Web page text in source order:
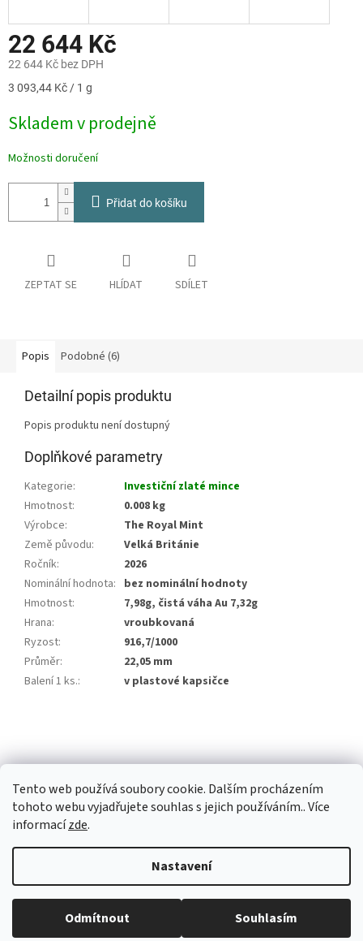
Tento web používá soubory cookie. Dalším procházením
tohoto webu vyjadřujete souhlas s jejich používáním.. Více
informacízde.
Nastavení
Odmítnout Souhlasím
Běžná otevírací doba: Pondělí: 8:30 - 16:00 Úterý: 9:00 -17:00 Středa: 8:30
22 644 Kč
22 644 Kč bez DPH
Měrná
3 093,44 Kč / 1 g
Skladem v prodejně
Možnosti doručení
Přidat do košíku
ZEPTAT SE HLÍDAT SDÍLET
Popis Podobné (6)
Detailní popis produktu
Popis produktu není dostupný
Doplňkové parametry
Kategorie:
Investiční zlaté mince
Hmotnost:
0.008 kg
Výrobce:
The Royal Mint
Země původu:
Velká Británie
Ročník:
2026
Nominální hodnota: bez nominální hodnoty
Hmotnost:
7,98g, čistá váha Au 7,32g
Hrana:
vroubkovaná
Ryzost:
916,7/1000
Průměr:
22,05 mm
Balení 1 ks.: v plastové kapsičce
p
Copyright 2026Investiční zlato Praha. Všechna práva vyhrazena.
Upravit nastavení cookies